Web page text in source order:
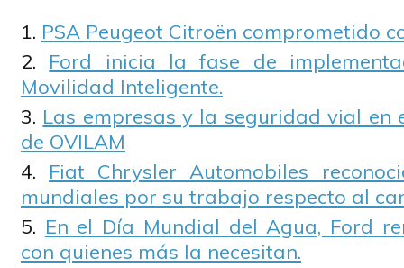
PSA Peugeot Citroën comprometido
Ford inicia la fase de
Movilidad Inteligente.
Las empresas y la seguridad vial en
de OVILAM
Fiat Chrysler Automobiles
mundiales por su trabajo respecto al
En el Día Mundial del Agua, Ford
con quienes más la necesitan.